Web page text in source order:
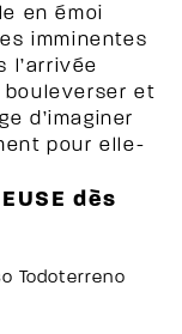
en émoi
imminentes
l’arrivée
bouleverser et
d’imaginer
pour elle-
dès
Todoterreno